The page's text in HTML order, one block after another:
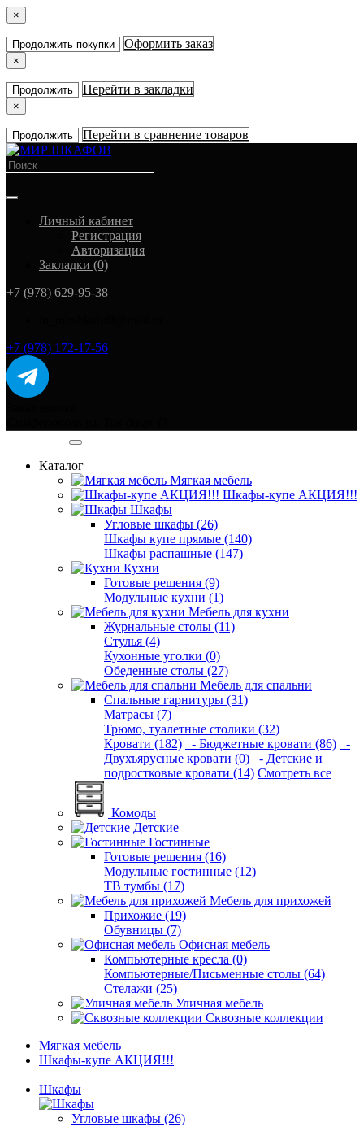
×
Продолжить покупки Оформить заказ
×
Продолжить Перейти в закладки
×
Продолжить Перейти в сравнение товаров
Личный кабинет
Регистрация
Авторизация
Закладки (0)
+7 (978) 629-95-38
+7 (978) 172-17-56
Каталог
Мягкая мебель
Шкафы-купе АКЦИЯ!!!
Шкафы
Угловые шкафы (26)
Шкафы купе прямые (140)
Шкафы распашные (147)
Кухни
Готовые решения (9)
Модульные кухни (1)
Мебель для кухни
Журнальные столы (11)
Стулья (4)
Кухонные уголки (0)
Обеденные столы (27)
Мебель для спальни
Спальные гарнитуры (31)
Матрасы (7)
Трюмо, туалетные столики (32)
Кровати (182)
- Бюджетные кровати (86)
-
Двухъярусные кровати (0)
- Детские и
подростковые кровати (14) Смотреть все
Комоды
Детские
Гостинные
Готовые решения (16)
Модульные гостинные (12)
ТВ тумбы (17)
Мебель для прихожей
Прихожие (19)
Обувницы (7)
Офисная мебель
Компьютерные кресла (0)
Компьютерные/Письменные столы (64)
Стелажи (25)
Уличная мебель
Сквозные коллекции
Мягкая мебель
Шкафы-купе АКЦИЯ!!!
Шкафы
Угловые шкафы (26)